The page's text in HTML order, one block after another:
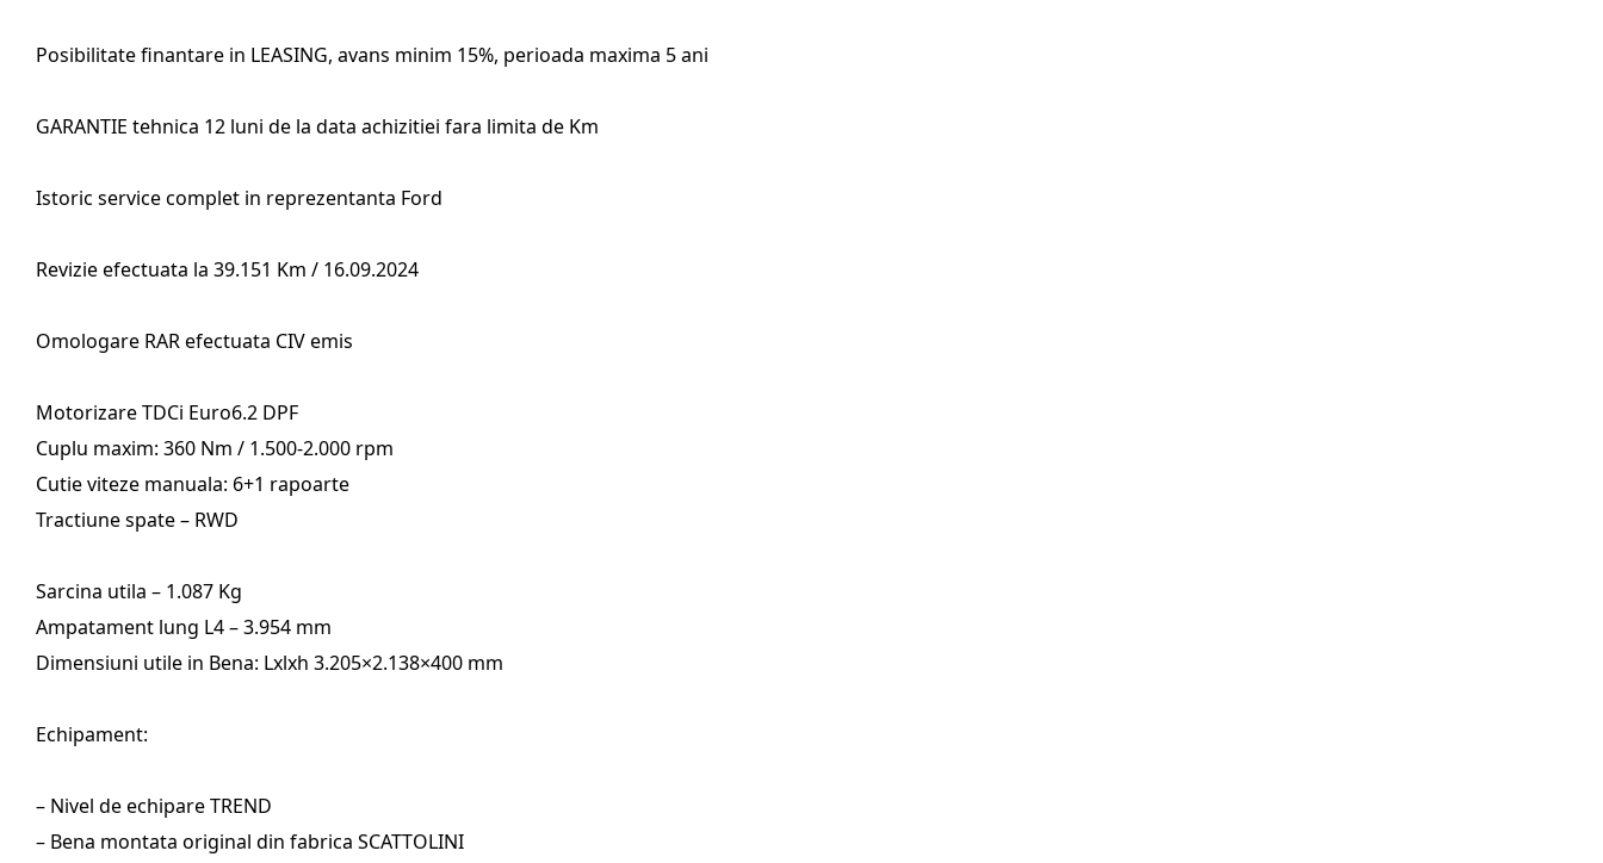
Posibilitate finantare in LEASING, avans minim 15%, perioada maxima 5 ani
GARANTIE tehnica 12 luni de la data achizitiei fara limita de Km
Istoric service complet in reprezentanta Ford
Revizie efectuata la 39.151 Km / 16.09.2024
Omologare RAR efectuata CIV emis
Motorizare TDCi Euro6.2 DPF
Cuplu maxim: 360 Nm / 1.500-2.000 rpm
Cutie viteze manuala: 6+1 rapoarte
Tractiune spate – RWD
Sarcina utila – 1.087 Kg
Ampatament lung L4 – 3.954 mm
Dimensiuni utile in Bena: Lxlxh 3.205×2.138×400 mm
Echipament:
– Nivel de echipare TREND
– Bena montata original din fabrica SCATTOLINI